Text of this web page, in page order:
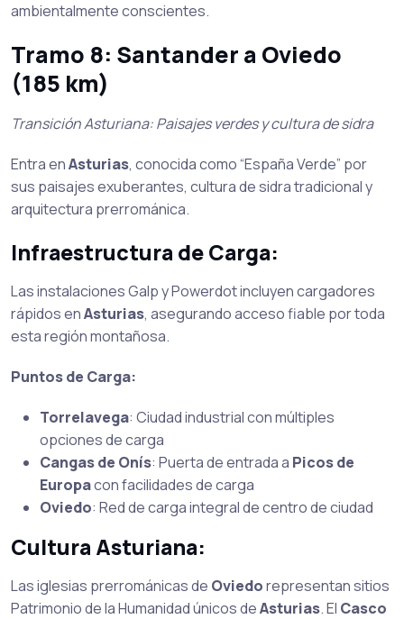
ambientalmente conscientes.
Tramo 8: Santander a Oviedo
(185 km)
Transición Asturiana: Paisajes verdes y cultura de sidra
Entra enAsturias, conocida como “España Verde” por
sus paisajes exuberantes, cultura de sidra tradicional y
arquitectura prerrománica.
Infraestructura de Carga:
Las instalaciones Galp y Powerdot incluyen cargadores
rápidos enAsturias, asegurando acceso fiable por toda
esta región montañosa.
Puntos de Carga:
Torrelavega: Ciudad industrial con múltiples
opciones de carga
Cangas de Onís: Puerta de entrada a Picos de
Europacon facilidades de carga
Oviedo: Red de carga integral de centro de ciudad
Cultura Asturiana:
Las iglesias prerrománicas de Oviedorepresentan sitios
Patrimonio de la Humanidad únicos deAsturias. El Casco